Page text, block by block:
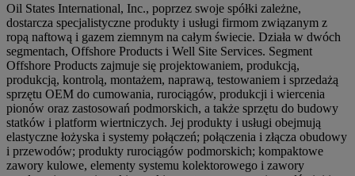
Oil States International, Inc., poprzez swoje spółki zależne,
dostarcza specjalistyczne produkty i usługi firmom związanym z
ropą naftową i gazem ziemnym na całym świecie. Działa w dwóch
segmentach, Offshore Products i Well Site Services. Segment
Offshore Products zajmuje się projektowaniem, produkcją,
produkcją, kontrolą, montażem, naprawą, testowaniem i sprzedażą
sprzętu OEM do cumowania, rurociągów, produkcji i wiercenia
pionów oraz zastosowań podmorskich, a także sprzętu do budowy
statków i platform wiertniczych. Jej produkty i usługi obejmują
elastyczne łożyska i systemy połączeń; połączenia i złącza obudowy
i przewodów; produkty rurociągów podmorskich; kompaktowe
zawory kulowe, elementy systemu kolektorowego i zawory